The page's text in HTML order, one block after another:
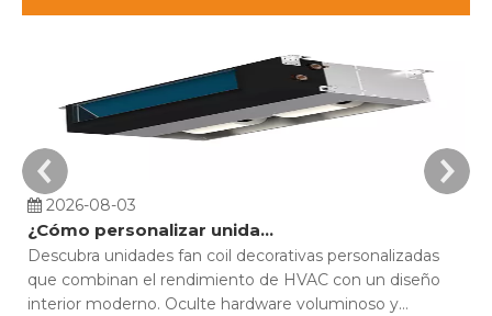
2026-08-03
¿Cómo personalizar unidades fan coil decorativas para proyectos de construcción?
Descubra unidades fan coil decorativas personalizadas
que combinan el rendimiento de HVAC con un diseño
interior moderno. Oculte hardware voluminoso y